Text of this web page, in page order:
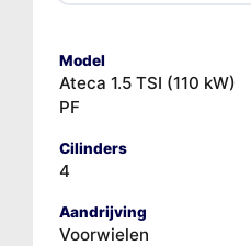
Model
Ateca 1.5 TSI (110 kW)
PF
Cilinders
4
Aandrijving
Voorwielen